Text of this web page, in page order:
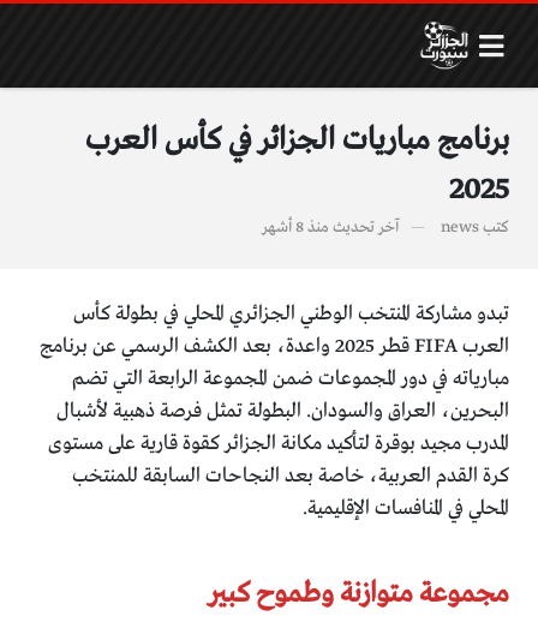
برنامج مباريات الجزائر في كأس العرب
2025
كتبnews آخر تحديث منذ 8 أشهر
تبدو مشاركة المنتخب الوطني الجزائري المحلي في بطولة كأس
العرب FIFA قطر 2025 واعدة، بعد الكشف الرسمي عن برنامج
مبارياته في دور المجموعات ضمن المجموعة الرابعة التي تضم
البحرين، العراق والسودان. البطولة تمثل فرصة ذهبية لأشبال
المدرب مجيد بوقرة لتأكيد مكانة الجزائر كقوة قارية على مستوى
كرة القدم العربية، خاصة بعد النجاحات السابقة للمنتخب
المحلي في المنافسات الإقليمية.
مجموعة متوازنة وطموح كبير